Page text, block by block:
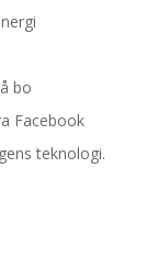
bo
Facebook
teknologi.